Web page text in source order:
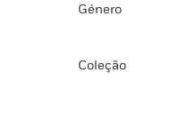
Género
Coleção